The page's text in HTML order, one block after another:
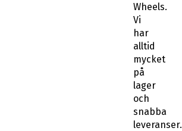
Wheels.
Vi
har
alltid
mycket
på
lager
och
snabba
leveranser.